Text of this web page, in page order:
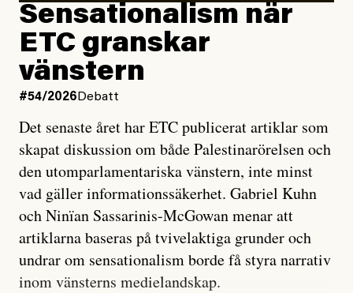
Sensationalism när
ETC granskar
vänstern
#54/2026 Debatt
Det senaste året har ETC publicerat artiklar som
skapat diskussion om både Palestinarörelsen och
den utomparlamentariska vänstern, inte minst
vad gäller informationssäkerhet. Gabriel Kuhn
och Ninïan Sassarinis-McGowan menar att
artiklarna baseras på tvivelaktiga grunder och
undrar om sensationalism borde få styra narrativ
inom vänsterns medielandskap.